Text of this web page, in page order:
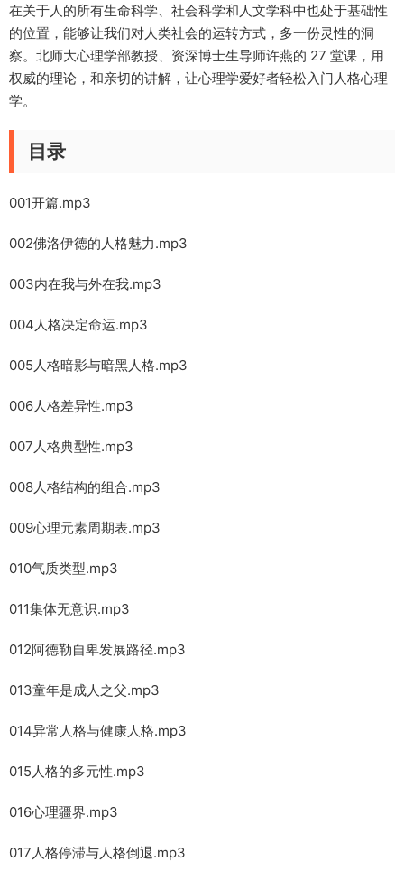
在关于人的所有生命科学、社会科学和人文学科中也处于基础性
的位置，能够让我们对人类社会的运转方式，多一份灵性的洞
察。北师大心理学部教授、资深博士生导师许燕的 27 堂课，用
权威的理论，和亲切的讲解，让心理学爱好者轻松入门人格心理
学。
目录
001开篇.mp3
002佛洛伊德的人格魅力.mp3
003内在我与外在我.mp3
004人格决定命运.mp3
005人格暗影与暗黑人格.mp3
006人格差异性.mp3
007人格典型性.mp3
008人格结构的组合.mp3
009心理元素周期表.mp3
010气质类型.mp3
011集体无意识.mp3
012阿德勒自卑发展路径.mp3
013童年是成人之父.mp3
014异常人格与健康人格.mp3
015人格的多元性.mp3
016心理疆界.mp3
017人格停滞与人格倒退.mp3